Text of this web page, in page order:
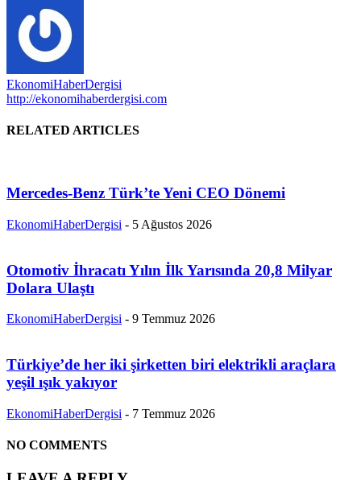
EkonomiHaberDergisi
http://ekonomihaberdergisi.com
RELATED ARTICLES
Mercedes-Benz Türk’te Yeni CEO Dönemi
EkonomiHaberDergisi - 5 Ağustos 2026
Otomotiv İhracatı Yılın İlk Yarısında 20,8 Milyar
Dolara Ulaştı
EkonomiHaberDergisi - 9 Temmuz 2026
Türkiye’de her iki şirketten biri elektrikli araçlara
yeşil ışık yakıyor
EkonomiHaberDergisi - 7 Temmuz 2026
NO COMMENTS